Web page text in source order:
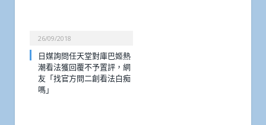
26/09/2018
日媒詢問任天堂對庫巴姬熱
潮看法獲回覆不予置評，網
友「找官方問二創看法白痴
嗎」